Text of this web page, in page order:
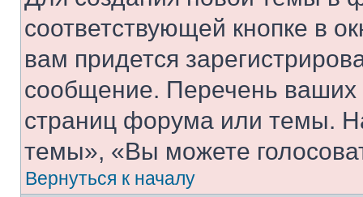
соответствующей кнопке в
вам придется
сообщение. Перечень ваших
страниц форума или темы.
темы», «Вы можете
Вернуться к началу